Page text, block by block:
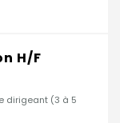
H/F
dirigeant (3 à 5